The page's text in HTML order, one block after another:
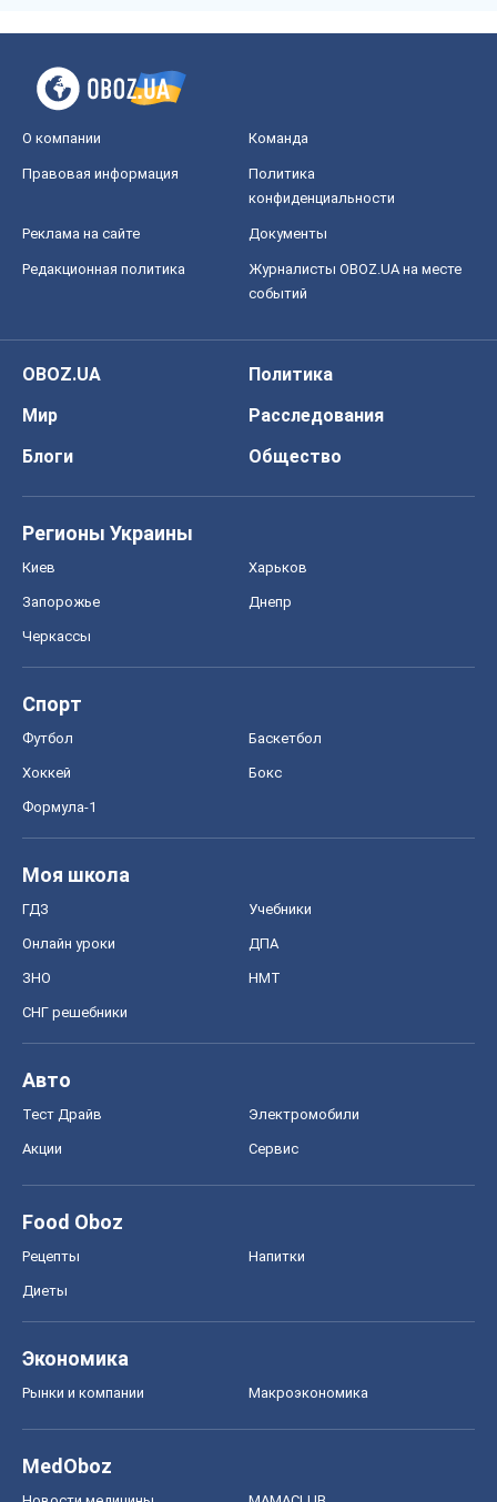
О компании Команда
Правовая информация
Политика
конфиденциальности
Реклама на сайте Документы
Редакционная политика
Журналисты OBOZ.UA на месте
событий
OBOZ.UA
Политика
Мир
Расследования
Блоги
Общество
Регионы Украины
Киев Харьков
Запорожье Днепр
Черкассы
Спорт
Футбол Баскетбол
Хоккей Бокс
Формула-1
Моя школа
ГДЗ Учебники
Онлайн уроки ДПА
ЗНО НМТ
СНГ решебники
Авто
Тест Драйв Электромобили
Акции Сервис
Food Oboz
Рецепты Напитки
Диеты
Экономика
Рынки и компании Mакроэкономика
MedOboz